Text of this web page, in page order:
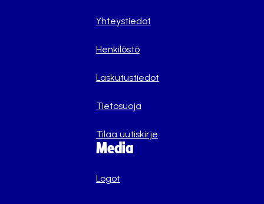
Yhteystiedot
Henkilöstö
Laskutustiedot
Tietosuoja
Tilaa uutiskirje
Media
Logot